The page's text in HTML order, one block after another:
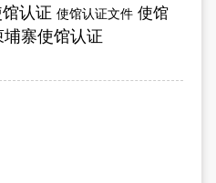
认证 使馆认证文件 使馆
埔寨使馆认证